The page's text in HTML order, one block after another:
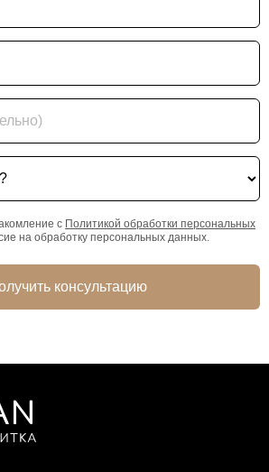
с Политикой обработки персональных
на обработку персональных данных.
консультацию